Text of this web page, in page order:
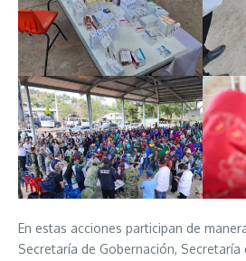
En estas acciones participan de
Secretaría de Gobernación,